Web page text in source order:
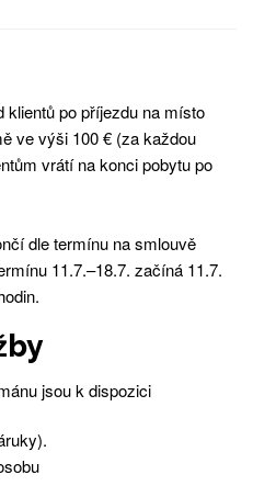
klientů po příjezdu na místo
ve výši 100 € (za každou
vrátí na konci pobytu po
dle termínu na smlouvě
11.7.–18.7. začíná 11.7.
jsou k dispozici